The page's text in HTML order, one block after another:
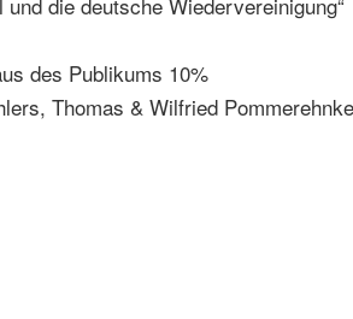
des Publikums 10%
Thomas & Wilfried Pommerehnke